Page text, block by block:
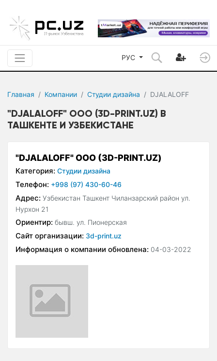
РУС
Главная Компании Студии дизайна DJALALOFF
"DJALALOFF" ООО (3D-PRINT.UZ) В
ТАШКЕНТЕ И УЗБЕКИСТАНЕ
"DJALALOFF" ООО (3D-PRINT.UZ)
Категория: Студии дизайна
Телефон: +998 (97) 430-60-46
Адрес: Узбекистан Ташкент Чиланзарский район ул.
Нурхон 21
Ориентир: бывш. ул. Пионерская
Сайт организации: 3d-print.uz
Информация о компании обновлена: 04-03-2022